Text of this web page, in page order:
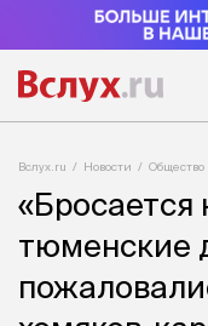
Вслух.ru Новости Общество
«Бросается
тюменские